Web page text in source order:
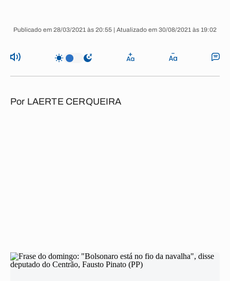
Publicado em 28/03/2021 às 20:55 | Atualizado em 30/08/2021 às 19:02
Por LAERTE CERQUEIRA